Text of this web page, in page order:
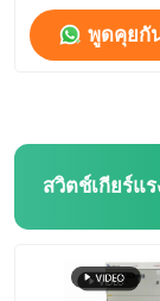
ตู้สวิตช์เกียร์
พูดคุยกั
สวิตช์เกียร์แ